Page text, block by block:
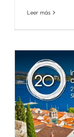
Leer más